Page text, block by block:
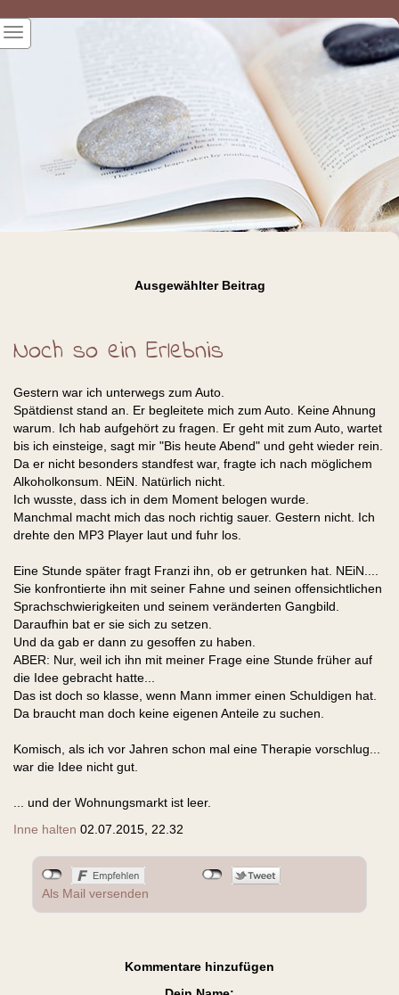
Ausgewählter Beitrag
Noch so ein Erlebnis
Gestern war ich unterwegs zum Auto.
Spätdienst stand an. Er begleitete mich zum Auto. Keine Ahnung
warum. Ich hab aufgehört zu fragen. Er geht mit zum Auto, wartet
bis ich einsteige, sagt mir "Bis heute Abend" und geht wieder rein.
Da er nicht besonders standfest war, fragte ich nach möglichem
Alkoholkonsum. NEiN. Natürlich nicht.
Ich wusste, dass ich in dem Moment belogen wurde.
Manchmal macht mich das noch richtig sauer. Gestern nicht. Ich
drehte den MP3 Player laut und fuhr los.
Eine Stunde später fragt Franzi ihn, ob er getrunken hat. NEiN....
Sie konfrontierte ihn mit seiner Fahne und seinen offensichtlichen
Sprachschwierigkeiten und seinem veränderten Gangbild.
Daraufhin bat er sie sich zu setzen.
Und da gab er dann zu gesoffen zu haben.
ABER: Nur, weil ich ihn mit meiner Frage eine Stunde früher auf
die Idee gebracht hatte...
Das ist doch so klasse, wenn Mann immer einen Schuldigen hat.
Da braucht man doch keine eigenen Anteile zu suchen.
Komisch, als ich vor Jahren schon mal eine Therapie vorschlug...
war die Idee nicht gut.
... und der Wohnungsmarkt ist leer.
Inne halten 02.07.2015, 22.32
Als Mail versenden
Kommentare hinzufügen